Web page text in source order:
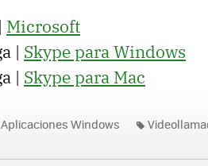
Microsoft
| Skype para Windows
| Skype para Mac
Aplicaciones Windows